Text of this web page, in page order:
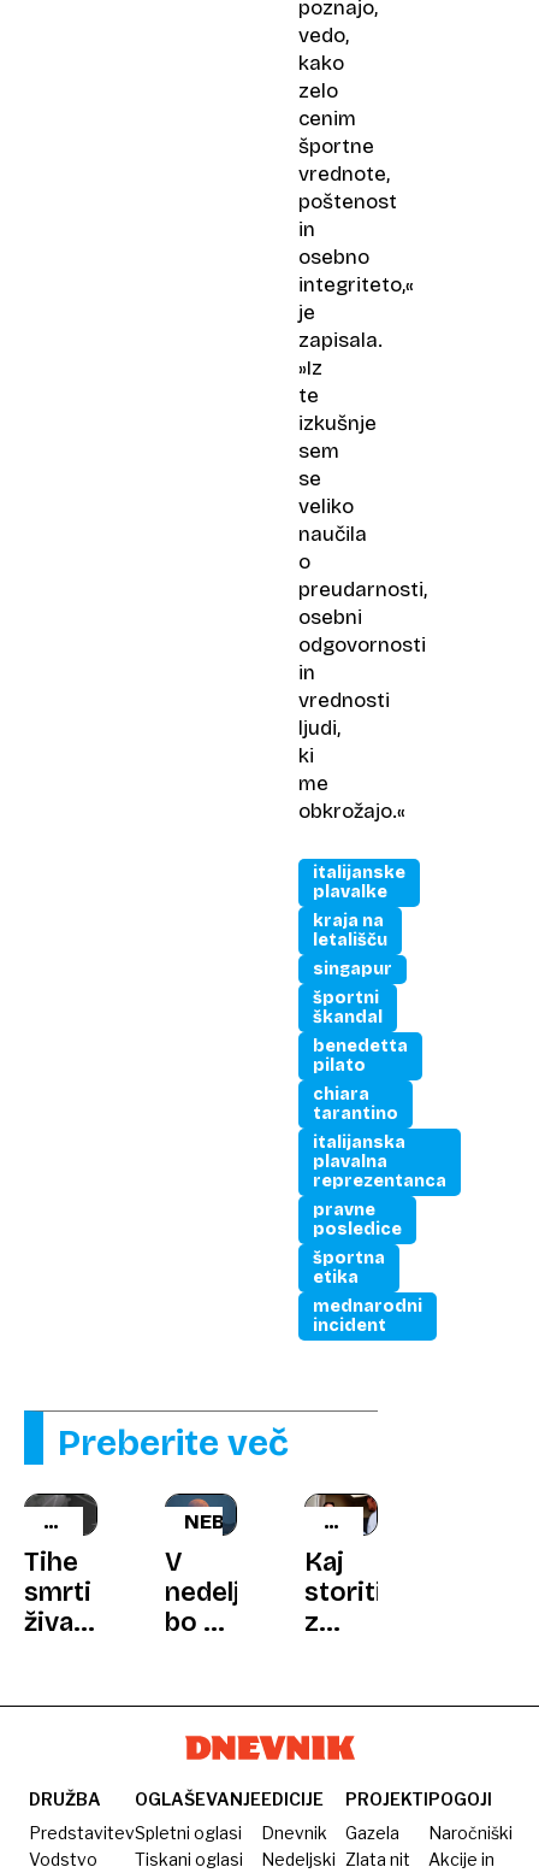
poznajo,
vedo,
kako
zelo
cenim
športne
vrednote,
poštenost
in
osebno
integriteto,«
je
zapisala.
»Iz
te
izkušnje
sem
se
veliko
naučila
o
preudarnosti,
osebni
odgovornosti
in
vrednosti
ljudi,
ki
me
obkrožajo.«
italijanske
plavalke
kraja na
letališču
singapur
športni
škandal
benedetta
pilato
chiara
tarantino
italijanska
plavalna
reprezentanca
pravne
posledice
športna
etika
mednarodni
incident
Preberite več
Z
ZRAČNIM
OROŽJEM
NAD
ŽIVALI
Tihe
smrti
živali
zračnih
NEBO
V
nedeljo
bo pri
popolni
lunin
kaj
vse
morate
PRAVNI
NASVET
Kaj
storiti
z
in
kdaj
obrniti
na
policijo?
DRUŽBA
Predstavitev
Vodstvo
OGLAŠEVANJE
Spletni oglasi
Tiskani oglasi
EDICIJE
Dnevnik
Nedeljski
PROJEKTI
Gazela
Zlata nit
POGOJI
Naročniški
Akcije in